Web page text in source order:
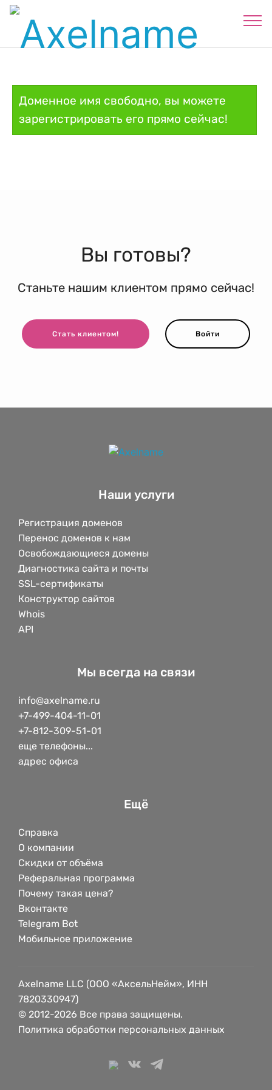
Доменное имя свободно, вы можете
зарегистрировать его прямо сейчас!
Вы готовы?
Станьте нашим клиентом прямо сейчас!
Стать клиентом! Войти
Наши услуги
Регистрация доменов
Перенос доменов к нам
Освобождающиеся домены
Диагностика сайта и почты
SSL-сертификаты
Конструктор сайтов
Whois
API
Мы всегда на связи
info@axelname.ru
+7-499-404-11-01
+7-812-309-51-01
еще телефоны...
адрес офиса
Ещё
Справка
О компании
Скидки от объёма
Реферальная программа
Почему такая цена?
Вконтакте
Telegram Bot
Мобильное приложение
Axelname LLC (ООО «АксельНейм», ИНН
7820330947)
© 2012-2026 Все права защищены.
Политика обработки персональных данных